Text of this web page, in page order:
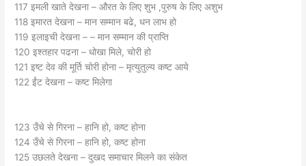
117 इमली खाते देखना – औरत के लिए शुभ ,पुरुष के लिए अशुभ
118 इमारत देखना – मान सम्मान बढे, धन लाभ हो
119 इलाइची देखना – – मान सम्मान की प्राप्ति
120 इश्तहार पढना – धोखा मिले, चोरी हो
121 इष्ट देव की मूर्ति चोरी होना – मृत्युतुल्य कष्ट आये
122 ईंट देखना – कष्ट मिलेगा
123 उँचे से गिरना – हानि हो, कष्ट होना
124 उँचे से गिरना – हानि हो, कष्ट होना
125 उछलते देखना – दुखद समाचार मिलने का संकेत